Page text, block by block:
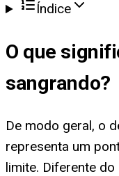
Índice
O que
sangrando?
De modo geral, o
representa um
limite. Diferente